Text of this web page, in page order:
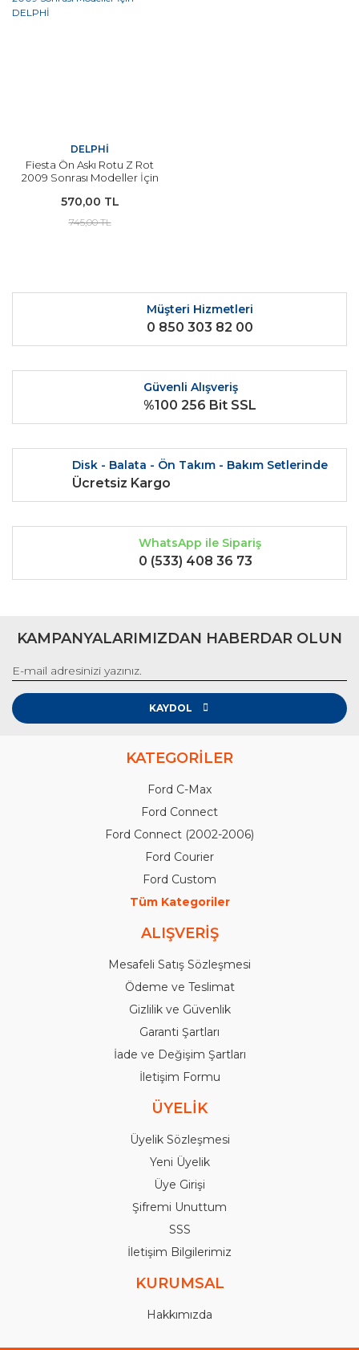
DELPHİ
Fiesta Ön Askı Rotu Z Rot
2009 Sonrası Modeller İçin
570,00 TL
745,00 TL
Müşteri Hizmetleri
0 850 303 82 00
Güvenli Alışveriş
%100 256 Bit SSL
Disk - Balata - Ön Takım - Bakım Setlerinde
Ücretsiz Kargo
WhatsApp ile Sipariş
0 (533) 408 36 73
KAMPANYALARIMIZDAN HABERDAR OLUN
KAYDOL
KATEGORİLER
Ford C-Max
Ford Connect
Ford Connect (2002-2006)
Ford Courier
Ford Custom
Tüm Kategoriler
ALIŞVERİŞ
Mesafeli Satış Sözleşmesi
Ödeme ve Teslimat
Gizlilik ve Güvenlik
Garanti Şartları
İade ve Değişim Şartları
İletişim Formu
ÜYELİK
Üyelik Sözleşmesi
Yeni Üyelik
Üye Girişi
Şifremi Unuttum
SSS
İletişim Bilgilerimiz
KURUMSAL
Hakkımızda